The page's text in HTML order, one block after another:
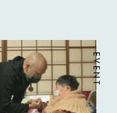
ライブ開催決
EVENT